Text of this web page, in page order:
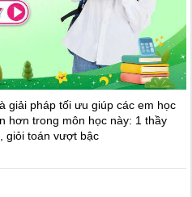
giải pháp tối ưu giúp các em học
hơn trong môn học này: 1 thầy
giỏi toán vượt bậc